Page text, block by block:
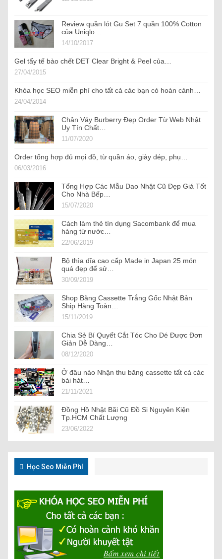
Review quần lót Gu Set 7 quần 100% Cotton
của Uniqlo…
14/10/2017
Gel tẩy tế bào chết DET Clear Bright & Peel của…
27/04/2015
Khóa học SEO miễn phí cho tất cả các bạn có hoàn cảnh…
24/04/2014
Chân Váy Burberry Đẹp Order Từ Web Nhật
Uy Tín Chất…
11/07/2020
Order tổng hợp đủ mọi đồ, từ quần áo, giày dép, phụ…
06/03/2016
Tổng Hợp Các Mẫu Dao Nhật Cũ Đẹp Giá Tốt
Cho Nhà Bếp…
15/07/2020
Cách làm thẻ tín dụng Sacombank để mua
hàng từ nước…
22/06/2019
Bộ thìa dĩa cao cấp Made in Japan 25 món
quá đẹp để sử…
30/09/2019
Shop Băng Cassette Trắng Gốc Nhật Bản
Ship Hàng Toàn…
15/11/2019
Chia Sẻ Bí Quyết Cắt Tóc Cho Dé Được Đơn
Giản Dễ Dàng…
08/12/2020
Ở đâu nào Nhận thu băng cassette tất cả các
bài hát…
21/11/2021
Đồng Hồ Nhật Bãi Cũ Đồ Si Nguyên Kiện
Tp.HCM Chất Lượng
23/06/2022
Học Seo Miễn Phí